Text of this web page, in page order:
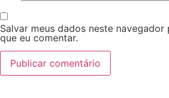
Salvar meus dados neste
que eu comentar.